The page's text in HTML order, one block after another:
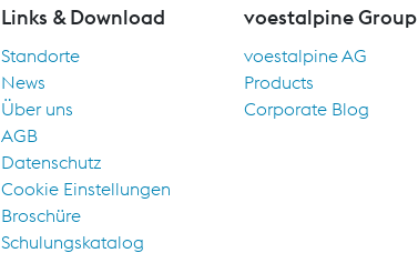
Links & Download
Standorte
News
Über uns
AGB
Datenschutz
Cookie Einstellungen
Broschüre
Schulungskatalog
voestalpine Group
voestalpine AG
Products
Corporate Blog